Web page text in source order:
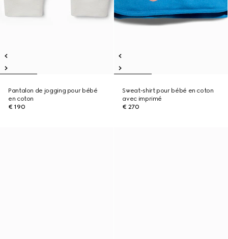
Pantalon de jogging pour bébé
en coton
€ 190
Sweat-shirt pour bébé en coton
avec imprimé
€ 270